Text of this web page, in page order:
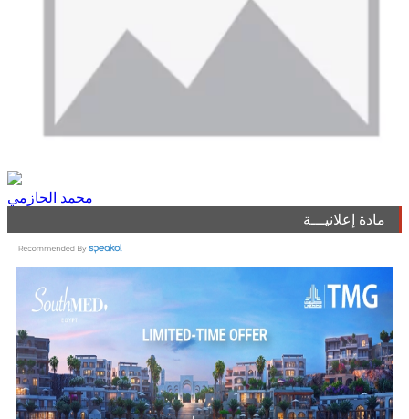
محمد الحازمي
مادة إعلانيـــة